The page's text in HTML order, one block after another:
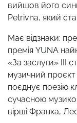
вийшов його
Petrivna, який
Має відзнаки:
премія YUNA
«За заслуги» ІІІ
музичний проєкт
поєднує поезію
сучасною
вірші Франка,